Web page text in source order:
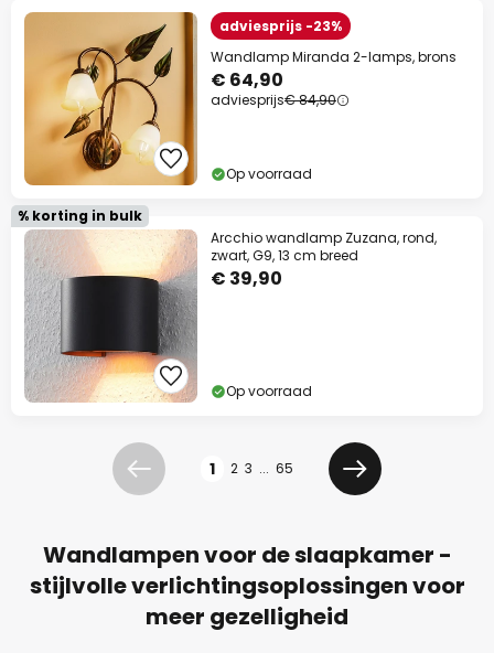
adviesprijs -23%
Wandlamp Miranda 2-lamps, brons
€ 64,90
adviesprijs€ 84,90
Op voorraad
% korting in bulk
Arcchio wandlamp Zuzana, rond,
zwart, G9, 13 cm breed
€ 39,90
Op voorraad
Vorige 1 2 3 ... 65
Volgende
Wandlampen voor de slaapkamer -
stijlvolle verlichtingsoplossingen voor
meer gezelligheid